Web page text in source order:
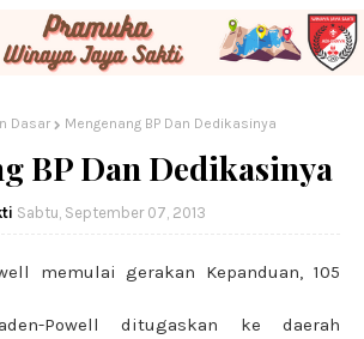
Dasar Mengenang BP Dan Dedikasinya
BP Dan Dedikasinya
Sabtu, September 07, 2013
memulai gerakan Kepanduan, 105
Powell ditugaskan ke daerah